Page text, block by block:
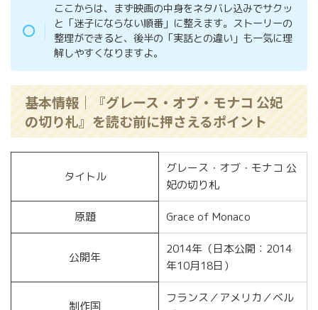
ここからは、まず映画の中身をネタバレ込みでサクッ
と「迷子にならない順番」に整えます。ストーリーの
整理ができると、後半の「実話との違い」も一気に理
解しやすくなりますよ。
基本情報｜『グレース・オブ・モナコ 公妃
の切り札』を読む前に押さえるポイント
タイトル
グレース・オブ・モナコ 公
妃の切り札
原題 Grace of Monaco
公開年
2014年（日本公開：2014
年10月18日）
制作国
フランス／アメリカ／ベル